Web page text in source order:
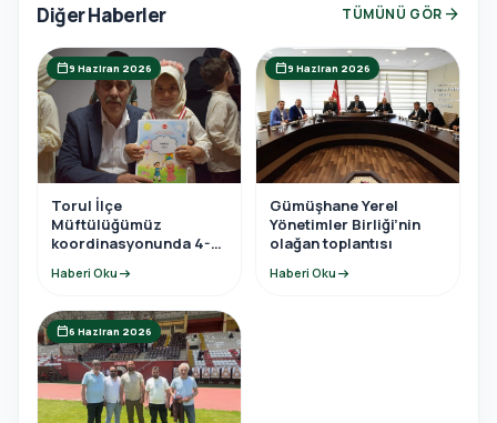
Diğer Haberler TÜMÜNÜ GÖR arrow_forward
calendar_today9 Haziran 2026
Torul İlçe
Müftülüğümüz
koordinasyonunda 4-6
sonu programına
Haberi Oku arrow_right_alt
calendar_today9 Haziran 2026
Gümüşhane Yerel
Yönetimler Birliği’nin
olağan toplantısı
Haberi Oku arrow_right_alt
calendar_today6 Haziran 2026